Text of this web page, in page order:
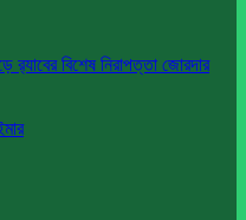
বিশেষ নিরাপত্তা জোরদার